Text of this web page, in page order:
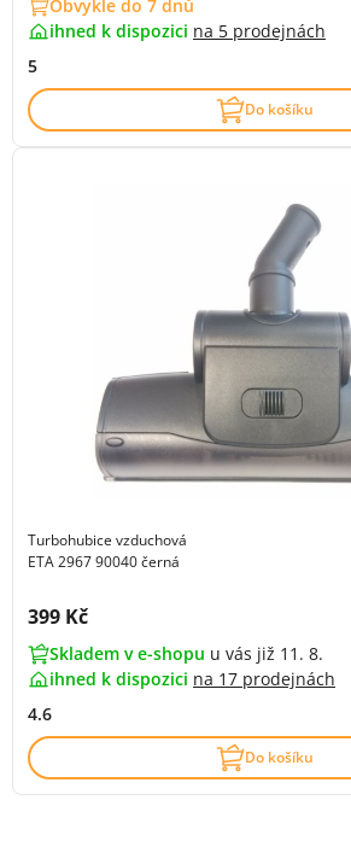
Obvykle do 7 dnů
ihned k dispozici na 5 prodejnách
5
Do košíku
Turbohubice vzduchová
ETA 2967 90040 černá
Cena s DPH:
399 Kč
Skladem v e-shopu u vás již 11. 8.
ihned k dispozici na 17 prodejnách
4.6
Do košíku